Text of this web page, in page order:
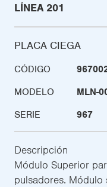
LÍNEA 201
PLACA CIEGA
CÓDIGO
MODELO
MLN-
SERIE
967
Descripción
Módulo Superior
pulsadores. Módulo